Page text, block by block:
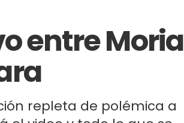
entre Moria
repleta de polémica a